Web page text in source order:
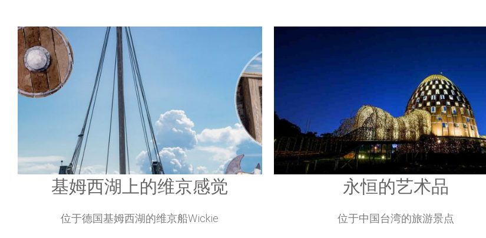
STADTHOLZ
来自德国的木制眼镜
JANE CRISP 设计室
来自英国的木制提篮